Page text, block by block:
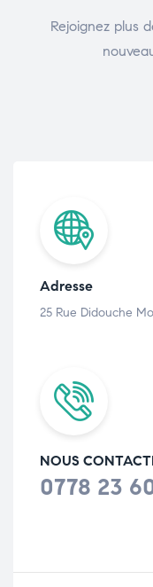
Rejoignez plus
Adresse
25 Rue Didouche
NOUS
0778 23